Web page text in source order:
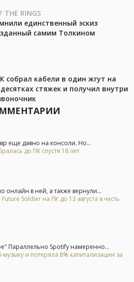
THE RINGS
единственный эскиз
самим Толкином
собрал кабели в один жгут на
стяжек и получил внутри
еще давно на консоли. Но...
до ПК спустя 18 лет
онлайн в ней, а также вернули...
Soldier на ПК до 13 августа в честь
Параллельно Spotify намеренно...
музыку и потеряла 8% капитализации за